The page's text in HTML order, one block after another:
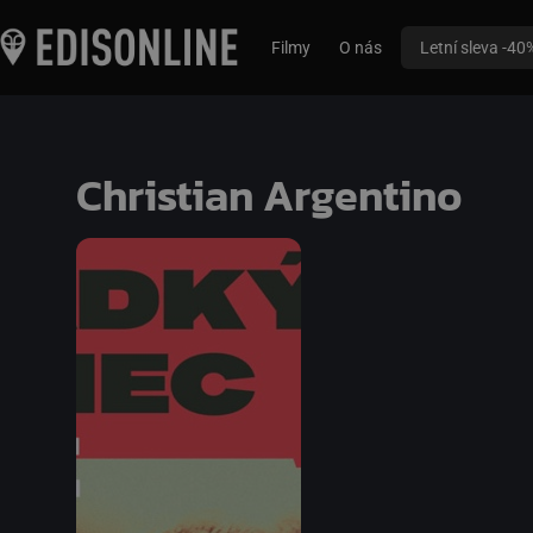
Filmy O nás Letní sleva -
Christian Argentino